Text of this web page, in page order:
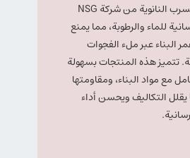
تُعزز منتجات مانع التسرب النانوية من شركة NSG
للماء والرطوبة، مما يمنع
البناء عبر ملء الفجوات
تتميز هذه المنتجات بسهولة
مع مواد البناء، ومقاومتها
يقلل التكاليف ويحسن أداء